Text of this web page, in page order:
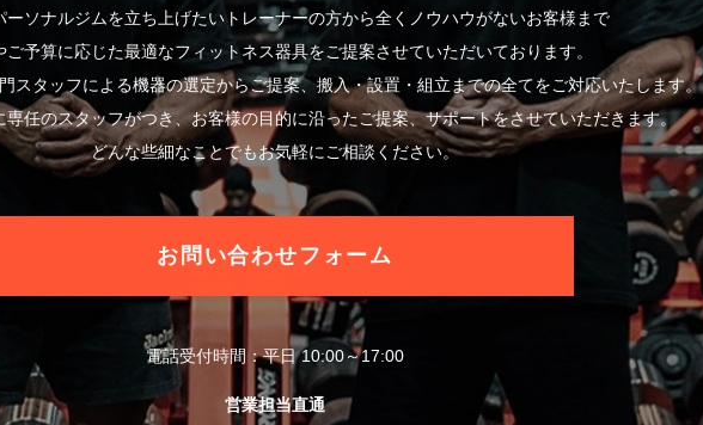
ーソナルジムを立ち上げたいトレーナーの方から全くノウハウがないお客様まで
ご予算に応じた最適なフィットネス器具をご提案させていただいております。
スタッフによる機器の選定からご提案、搬入・設置・組立までの全てをご対応いたします。
専任のスタッフがつき、お客様の目的に沿ったご提案、サポートをさせていただきます。
どんな些細なことでもお気軽にご相談ください。
お問い合わせフォーム
電話受付時間：平日 10:00～17:00
営業担当直通